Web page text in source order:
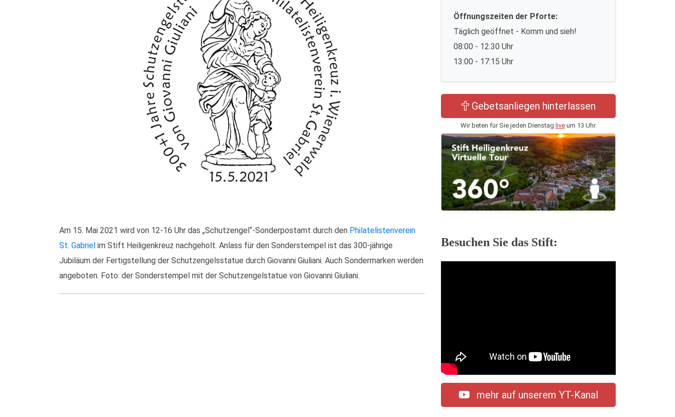
Am 15. Mai 2021 wird von 12-16 Uhr das „Schutzengel“-Sonderpostamt durch den Philatelistenverein
St. Gabriel im Stift Heiligenkreuz nachgeholt. Anlass für den Sonderstempel ist das 300-jährige
Jubiläum der Fertigstellung der Schutzengelsstatue durch Giovanni Giuliani. Auch Sondermarken werden
angeboten. Foto: der Sonderstempel mit der Schutzengelstatue von Giovanni Giuliani.
Öffnungszeiten der Pforte:
Täglich geöffnet - Komm und sieh!
08:00 - 12:30 Uhr
13:00 - 17:15 Uhr
Gebetsanliegen hinterlassen
Wir beten für Sie jeden Dienstag liveum 13 Uhr.
Besuchen Sie das Stift:
mehr auf unserem YT-Kanal